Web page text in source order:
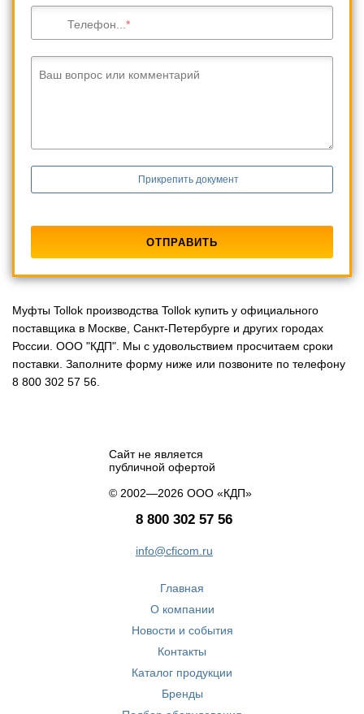
Телефон...
Ваш вопрос или комментарий
Прикрепить документ
Муфты Tollok производства Tollok купить у официального
поставщика в Москве, Санкт-Петербурге и других городах
России. ООО "КДП". Мы с удовольствием просчитаем сроки
поставки. Заполните форму ниже или позвоните по телефону
8 800 302 57 56.
Сайт не является
публичной офертой
© 2002—2026 ООО «КДП»
8 800 302 57 56
info@cficom.ru
Главная
О компании
Новости и события
Контакты
Каталог продукции
Бренды